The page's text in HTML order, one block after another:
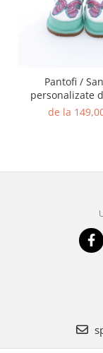
Pantofi /
personalizate
naturala cu
de la